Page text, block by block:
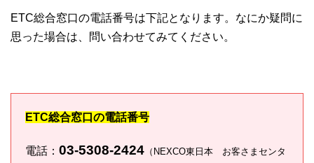
ETC総合窓口の電話番号は下記となります。なにか疑問に
思った場合は、問い合わせてみてください。
ETC総合窓口の電話番号
電話： 03-5308-2424 （NEXCO東日本 お客さまセンタ